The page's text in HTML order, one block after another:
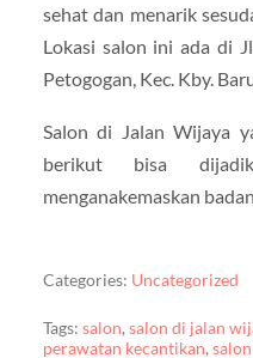
sehat dan menarik
Lokasi salon ini ada di
Petogogan, Kec. Kby.
Salon di Jalan Wijaya
berikut bisa
menganakemaskan badan.
Categories: Uncategorized
Tags: salon,salon di jalan
perawatan kecantikan,